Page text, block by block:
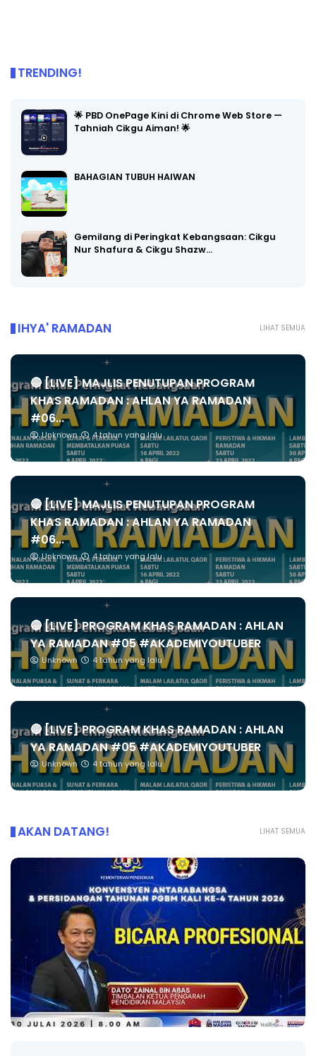
TRENDING!
🌟 PBD OnePage Kini di Chrome Web Store —
Tahniah Cikgu Aiman! 🌟
BAHAGIAN TUBUH HAIWAN
Gemilang di Peringkat Kebangsaan: Cikgu
Nur Shafura & Cikgu Shazw…
LIHAT SEMUA
IHYA' RAMADAN
🔴 [LIVE] MAJLIS PENUTUPAN PROGRAM
KHAS RAMADAN : AHLAN YA RAMADAN
#06...
Unknown 4 tahun yang lalu
🔴 [LIVE] MAJLIS PENUTUPAN PROGRAM
KHAS RAMADAN : AHLAN YA RAMADAN
#06...
Unknown 4 tahun yang lalu
🔴 [LIVE] PROGRAM KHAS RAMADAN : AHLAN
YA RAMADAN #05 #AKADEMIYOUTUBER
Unknown 4 tahun yang lalu
🔴 [LIVE] PROGRAM KHAS RAMADAN : AHLAN
YA RAMADAN #05 #AKADEMIYOUTUBER
Unknown 4 tahun yang lalu
LIHAT SEMUA
AKAN DATANG!